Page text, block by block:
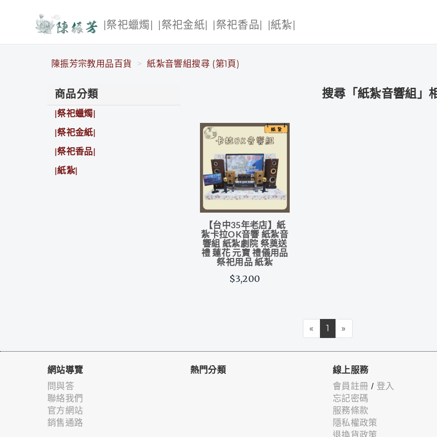
陳振芳宗教用品百貨
|祭祀蠟燭| |祭祀金紙| |祭祀香品| |紙紮|
陳振芳宗教用品百貨 紙紮音響組搜尋 (第1頁)
商品分類
|祭祀蠟燭|
|祭祀金紙|
|祭祀香品|
|紙紮|
搜尋「紙紮音響組」
【台中35年老店】紙
紮卡拉OK音響 紙紮音
響組 紙紮劇院 祭奠送
禮 蓮花 元寶 禮儀用品
祭祀用品 紙紮
$3,200
« 1 »
網站導覽
問與答
聯絡我們
官方網站
銷售通路
熱門分類 線上服務
會員註冊 / 登入
忘記密碼
服務條款
隱私權政策
退換貨政策